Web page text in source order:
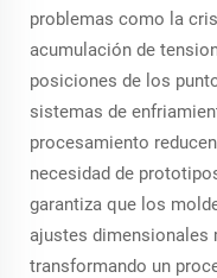
problemas como la
acumulación de
posiciones de los
sistemas de
procesamiento
necesidad de
garantiza que los
ajustes dimensionales
transformando un